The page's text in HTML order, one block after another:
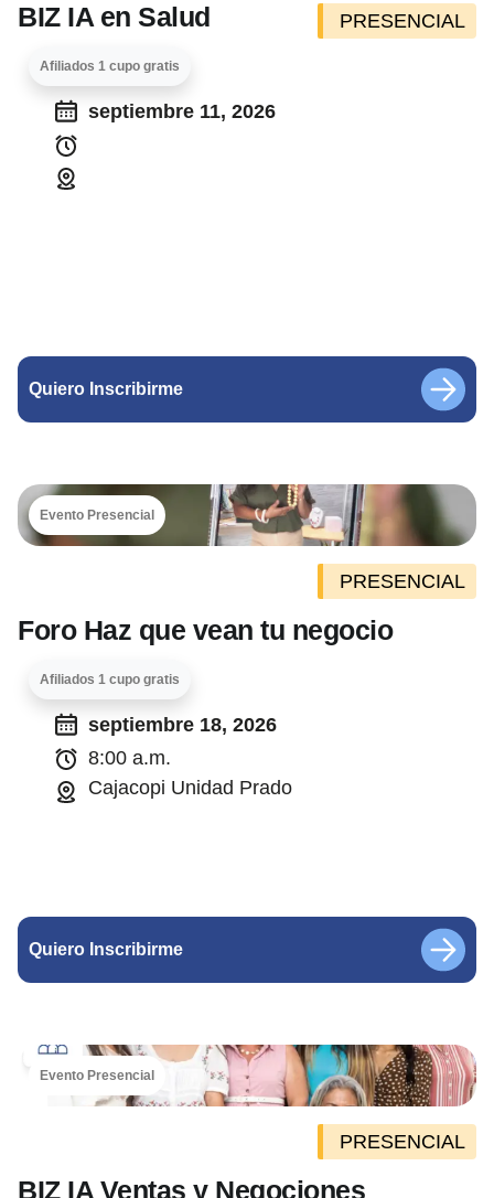
PRESENCIAL
BIZ IA en Salud
Afiliados 1 cupo gratis
septiembre 11, 2026
Quiero Inscribirme
Evento Presencial
PRESENCIAL
Foro Haz que vean tu negocio
Afiliados 1 cupo gratis
septiembre 18, 2026
8:00 a.m.
Cajacopi Unidad Prado
Quiero Inscribirme
Evento Presencial
PRESENCIAL
BIZ IA Ventas y Negociones